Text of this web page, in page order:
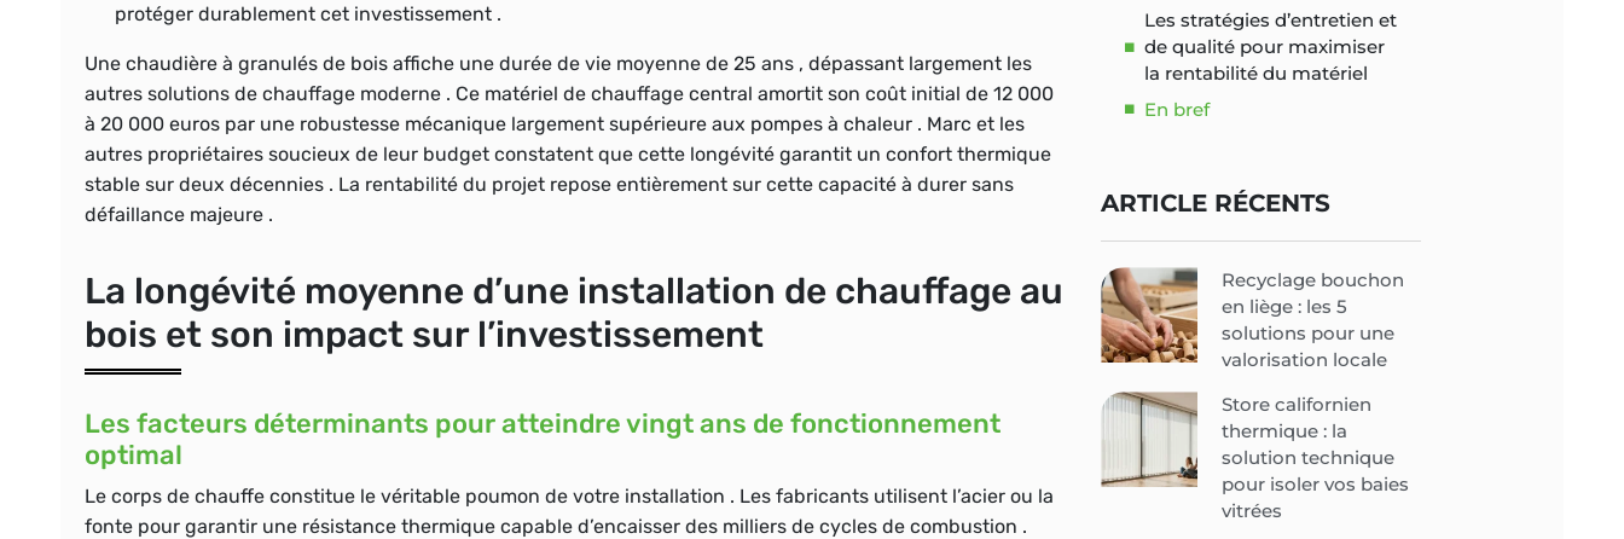
protéger durablement cet investissement .
Une chaudière à granulés de bois affiche une durée de vie moyenne de 25 ans , dépassant largement les
autres solutions de chauffage moderne . Ce matériel de chauffage central amortit son coût initial de 12 000
à 20 000 euros par une robustesse mécanique largement supérieure aux pompes à chaleur . Marc et les
autres propriétaires soucieux de leur budget constatent que cette longévité garantit un confort thermique
stable sur deux décennies . La rentabilité du projet repose entièrement sur cette capacité à durer sans
défaillance majeure .
La longévité moyenne d’une installation de chauffage au
bois et son impact sur l’investissement
Les facteurs déterminants pour atteindre vingt ans de fonctionnement
optimal
Le corps de chauffe constitue le véritable poumon de votre installation . Les fabricants utilisent l’acier ou la
fonte pour garantir une résistance thermique capable d’encaisser des milliers de cycles de combustion .
Les stratégies d’entretien et
de qualité pour maximiser
la rentabilité du matériel
En bref
ARTICLE RÉCENTS
Recyclage bouchon
en liège : les 5
solutions pour une
valorisation locale
Store californien
thermique : la
solution technique
pour isoler vos baies
vitrées